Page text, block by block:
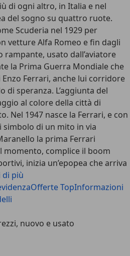
di ogni altro, in Italia e nel
del sogno su quattro ruote.
Scuderia nel 1929 per
vetture Alfa Romeo e fin dagli
rampante, usato dall’aviatore
la Prima Guerra Mondiale che
Ferrari, anche lui corridore
di speranza. L’aggiunta del
al colore della città di
Nel 1947 nasce la Ferrari, e con
simbolo di un mito in via
la prima Ferrari
momento, complice il boom
inizia un’epopea che arriva
di più
Offerte TopInformazioni
nuovo e usato